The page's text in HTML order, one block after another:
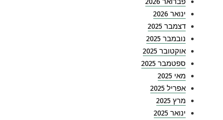
ינואר 2026
דצמבר 2025
נובמבר 2025
אוקטובר 2025
ספטמבר 2025
מאי 2025
אפריל 2025
מרץ 2025
ינואר 2025